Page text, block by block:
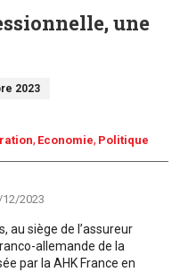
une
2023
Economie Politique
12/2023
au siège de l’assureur
allemande de la
par la AHK France en